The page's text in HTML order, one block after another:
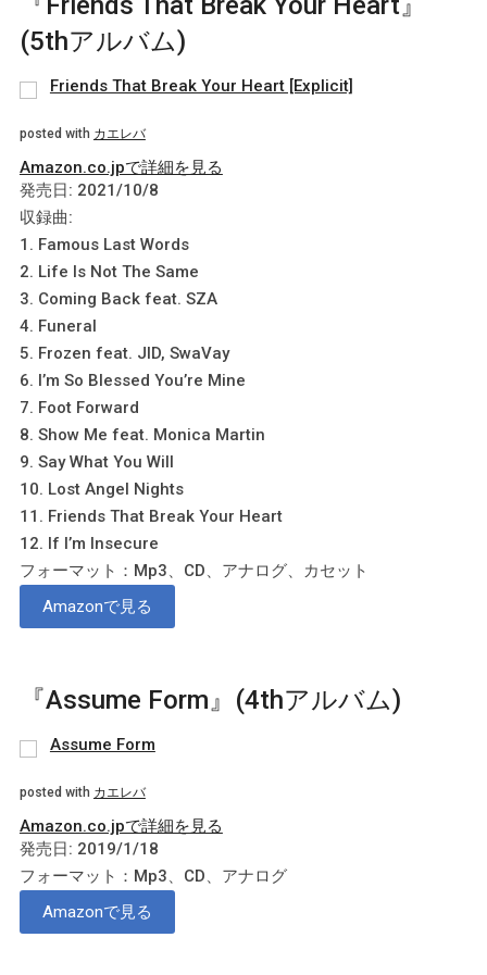
(5thアルバム)
Friends That Break Your Heart [Explicit]
posted with カエレバ
Amazon.co.jpで詳細を見る
発売日: 2021/10/8
収録曲:
1. Famous Last Words
2. Life Is Not The Same
3. Coming Back feat. SZA
4. Funeral
5. Frozen feat. JID, SwaVay
6. I’m So Blessed You’re Mine
7. Foot Forward
8. Show Me feat. Monica Martin
9. Say What You Will
10. Lost Angel Nights
11. Friends That Break Your Heart
12. If I’m Insecure
フォーマット：Mp3、CD、アナログ、カセット
Amazonで見る
『Assume Form』(4thアルバム)
Assume Form
posted with カエレバ
Amazon.co.jpで詳細を見る
発売日: 2019/1/18
フォーマット：Mp3、CD、アナログ
Amazonで見る